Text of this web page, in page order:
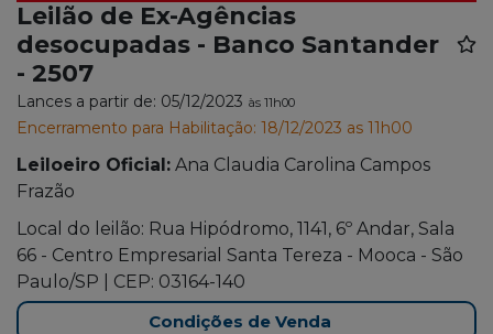
Leilão de Ex-Agências
desocupadas - Banco Santander
- 2507
Lances a partir de: 05/12/2023 às 11h00
Encerramento para Habilitação: 18/12/2023 as 11h00
Leiloeiro Oficial: Ana Claudia Carolina Campos
Frazão
Local do leilão: Rua Hipódromo, 1141, 6º Andar, Sala
66 - Centro Empresarial Santa Tereza - Mooca - São
Paulo/SP | CEP: 03164-140
Condições de Venda